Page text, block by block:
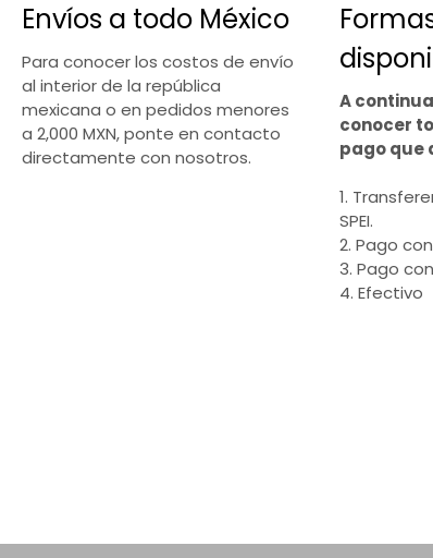
Envíos a todo México
Para conocer los costos de envío
al interior de la república
mexicana o en pedidos menores
a 2,000 MXN, ponte en contacto
directamente con nosotros.
A
conocer
pago que
1.
SPEI.
2. Pago
3. Pago
4. Efectivo